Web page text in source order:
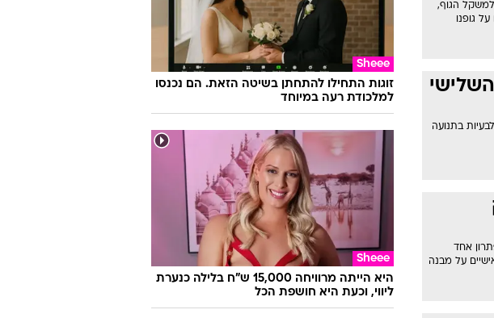
הגוף,
גופנו
בתנועה
אחד
על מבנה
Sheee
זוגות התחילו להתחתן בשיטה הזאת. הם נכנסו
למלכודת רעה במיוחד
Sheee
היא הייתה מרוויחה 15,000 ש"ח בלילה כנערת
ליווי, וכעת היא חושפת הכל